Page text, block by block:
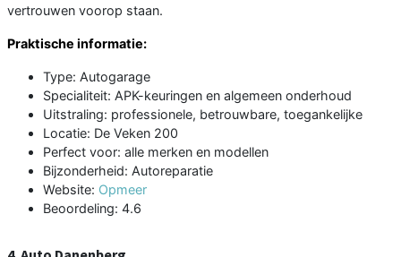
vertrouwen voorop staan.
Praktische informatie:
Type: Autogarage
Specialiteit: APK-keuringen en algemeen onderhoud
Uitstraling: professionele, betrouwbare, toegankelijke
Locatie: De Veken 200
Perfect voor: alle merken en modellen
Bijzonderheid: Autoreparatie
Website: Opmeer
Beoordeling: 4.6